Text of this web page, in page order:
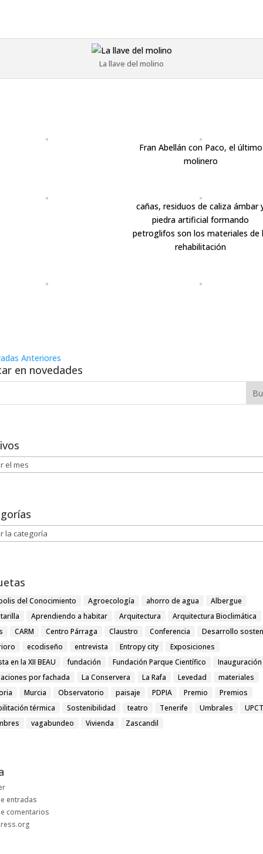
La llave del molino
Fran Abellán con Paco, el último
molinero
cañas, residuos de caliza ámbar
piedra artificial formando
petroglifos son los materiales de
rehabilitación
Anteriores
en novedades
del Conocimiento Agroecología ahorro de agua
Albergue
Aprendiendo a habitar Arquitectura
Arquitectura Bioclimática
CARM Centro Párraga Claustro Conferencia
Desarrollo
ecodiseño entrevista Entropy city
Exposiciones
en la XII BEAU
fundación Fundación Parque Científico
Inauguración
por fachada
La Conservera La Rafa Levedad
materiales
Murcia Observatorio paisaje PDPIA Premio
Premios
térmica
Sostenibilidad teatro Tenerife Umbrales
UPCT
vagabundeo Vivienda Zascandil
entradas
comentarios